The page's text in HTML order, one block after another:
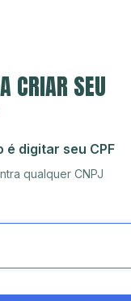
CRIAR SEU
é digitar seu CPF
qualquer CNPJ